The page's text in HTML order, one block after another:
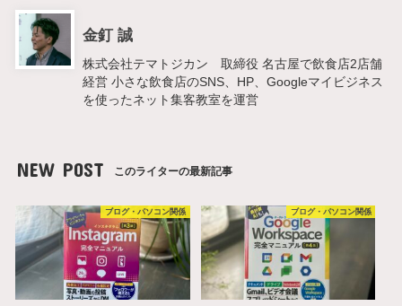
金釘 誠
株式会社テマトジカン 取締役 名古屋で飲食店2店舗
経営 小さな飲食店のSNS、HP、Googleマイビジネス
を使ったネット集客教室を運営
NEW POST このライターの最新記事
ブログ・パソコン関係 ブログ・パソコン関係